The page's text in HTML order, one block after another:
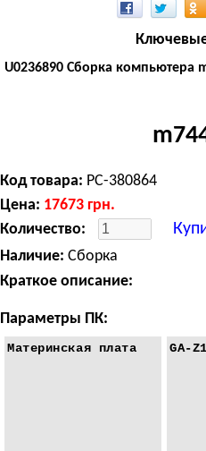
U0236890 Сборка компьютера
Код товара: PC-380864
Цена: 17673 грн.
Количество:
Наличие: Сборка
Краткое описание:
Параметры ПК:
Материнская плата
GA-